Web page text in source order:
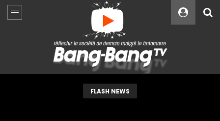
FLASH NEWS
Custom Amount
VEUILLEZ PATIENTER...